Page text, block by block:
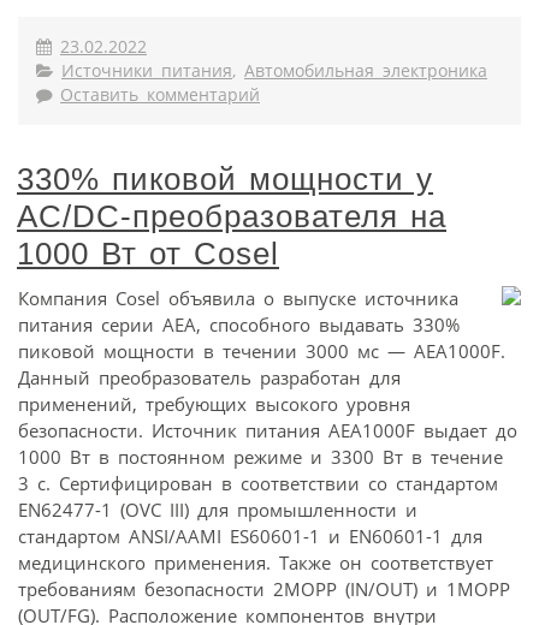
23.02.2022
Источники питания, Автомобильная электроника
Оставить комментарий
330% пиковой мощности у
AC/DC-преобразователя на
1000 Вт от Cosel
Компания Cosel объявила о выпуске источника
питания серии AEA, способного выдавать 330%
пиковой мощности в течении 3000 мс — AEA1000F.
Данный преобразователь разработан для
применений, требующих высокого уровня
безопасности. Источник питания AEA1000F выдает до
1000 Вт в постоянном режиме и 3300 Вт в течение
3 с. Сертифицирован в соответствии со стандартом
EN62477-1 (OVC III) для промышленности и
стандартом ANSI/AAMI ES60601-1 и EN60601-1 для
медицинского применения. Также он соответствует
требованиям безопасности 2MOPP (IN/OUT) и 1MOPP
(OUT/FG). Расположение компонентов внутри